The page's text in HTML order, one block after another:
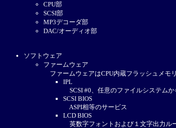
CPU部
SCSI部
MP3デコーダ部
DAC/オーディオ部
ソフトウェア
ファームウェア
ファームウェアはCPU内蔵フラッシュメモ
IPL
SCSI #0、任意のファイルシステムか
SCSI BIOS
ASPI相等のサービス
LCD BIOS
英数字フォントおよび１文字出力ル